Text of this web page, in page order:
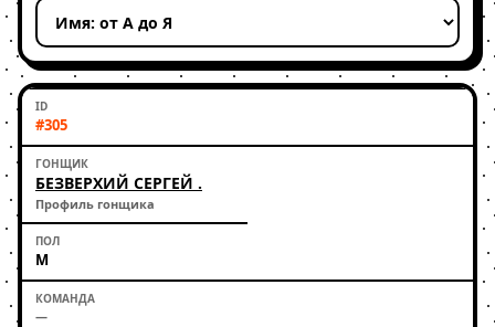
#305
БЕЗВЕРХИЙ СЕРГЕЙ .
Профиль гонщика
М
—